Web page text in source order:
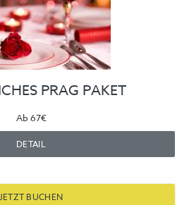
PRAG PAKET
Ab 67€
DETAIL
JETZT BUCHEN